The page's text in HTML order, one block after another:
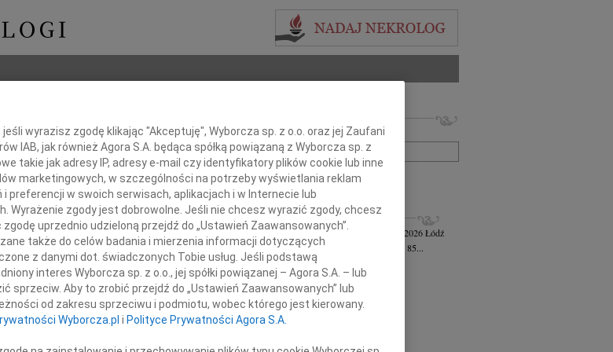
otuchy, nadesłali
pogrzebowych
Imię i nazwisko lub numer ogłoszenia:
+ szukanie zaawansowane
INNE NEKROLOGI
Czesława Jankiewicz-Ferszt wiek: 85 23.07.2026Łódź
Z głębokim żalem zawiadamiam, że w wieku 85...
Andrzej Szereda 14.07.2026
W dniu 8 lipca 2026 roku odszedł od nas...
Marek Styczyński
28.05.2026
Z głębokim smutkiem i żalem przyjęliśmy...
Bartosz Gwizdała
Dzisiaj mija dziesięć lat od dnia, kiedy...
wyrazisz zgodę klikając "Akceptuję", Wyborcza sp. z o.o. oraz jej Zaufani
IAB, jak również Agora S.A. będąca spółką powiązaną z Wyborcza sp. z
takie jak adresy IP, adresy e-mail czy identyfikatory plików cookie lub inne
marketingowych, w szczególności na potrzeby wyświetlania reklam
preferencji w swoich serwisach, aplikacjach i w Internecie lub
Wyrażenie zgody jest dobrowolne. Jeśli nie chcesz wyrazić zgody, chcesz
uprzednio udzieloną przejdź do „Ustawień Zaawansowanych”.
także do celów badania i mierzenia informacji dotyczących
z danymi dot. świadczonych Tobie usług. Jeśli podstawą
interes Wyborcza sp. z o.o., jej spółki powiązanej – Agora S.A. – lub
sprzeciw. Aby to zrobić przejdź do „Ustawień Zaawansowanych” lub
od zakresu sprzeciwu i podmiotu, wobec którego jest kierowany.
Wyborcza.pl i Polityce Prywatności Agora S.A.